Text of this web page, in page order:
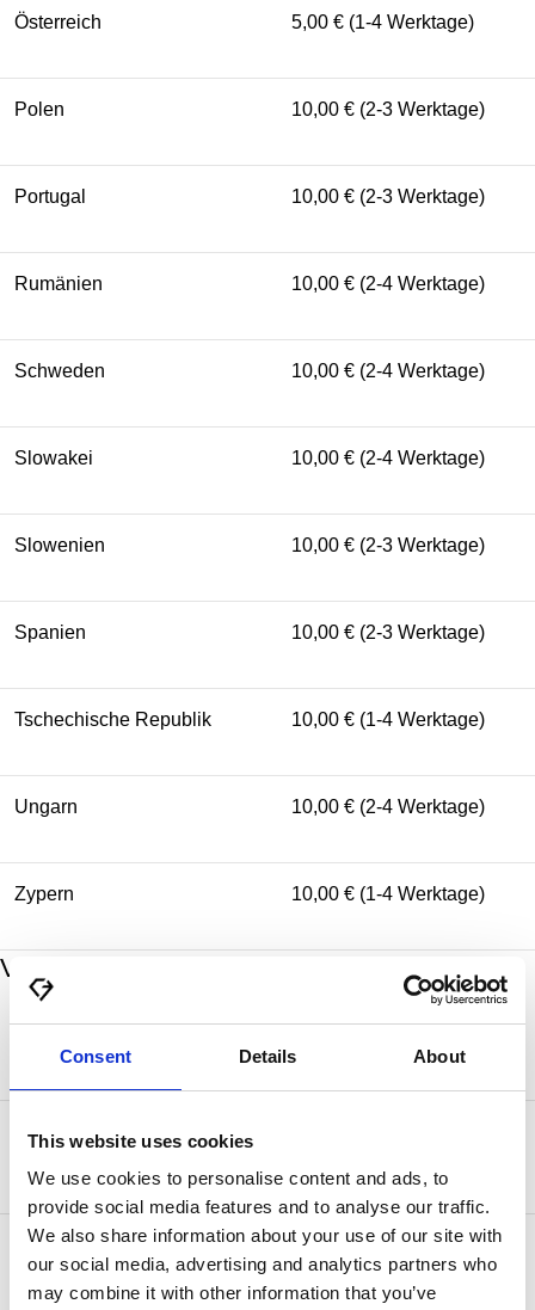
Consent Details About
This website uses cookies
We use cookies to personalise content and ads, to
provide social media features and to analyse our traffic.
We also share information about your use of our site with
our social media, advertising and analytics partners who
may combine it with other information that you’ve
Österreich 5,00 € (1-4 Werktage)
Polen 10,00 € (2-3 Werktage)
Portugal 10,00 € (2-3 Werktage)
Rumänien 10,00 € (2-4 Werktage)
Schweden 10,00 € (2-4 Werktage)
Slowakei 10,00 € (2-4 Werktage)
Slowenien 10,00 € (2-3 Werktage)
Spanien 10,00 € (2-3 Werktage)
Tschechische Republik 10,00 € (1-4 Werktage)
Ungarn 10,00 € (2-4 Werktage)
Zypern 10,00 € (1-4 Werktage)
Versandkosten und Lieferzeiten
Kanada
50,00 € (2-5 Werktage) kostenlos ab
Monaco
25,00 € (2-4 Werktage) kostenlos ab
500,00 €